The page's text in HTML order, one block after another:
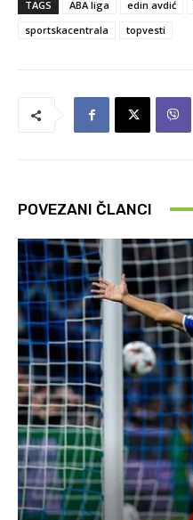
TAGS ABA liga edin avdić
sportskacentrala
topvesti
POVEZANI ČLANCI